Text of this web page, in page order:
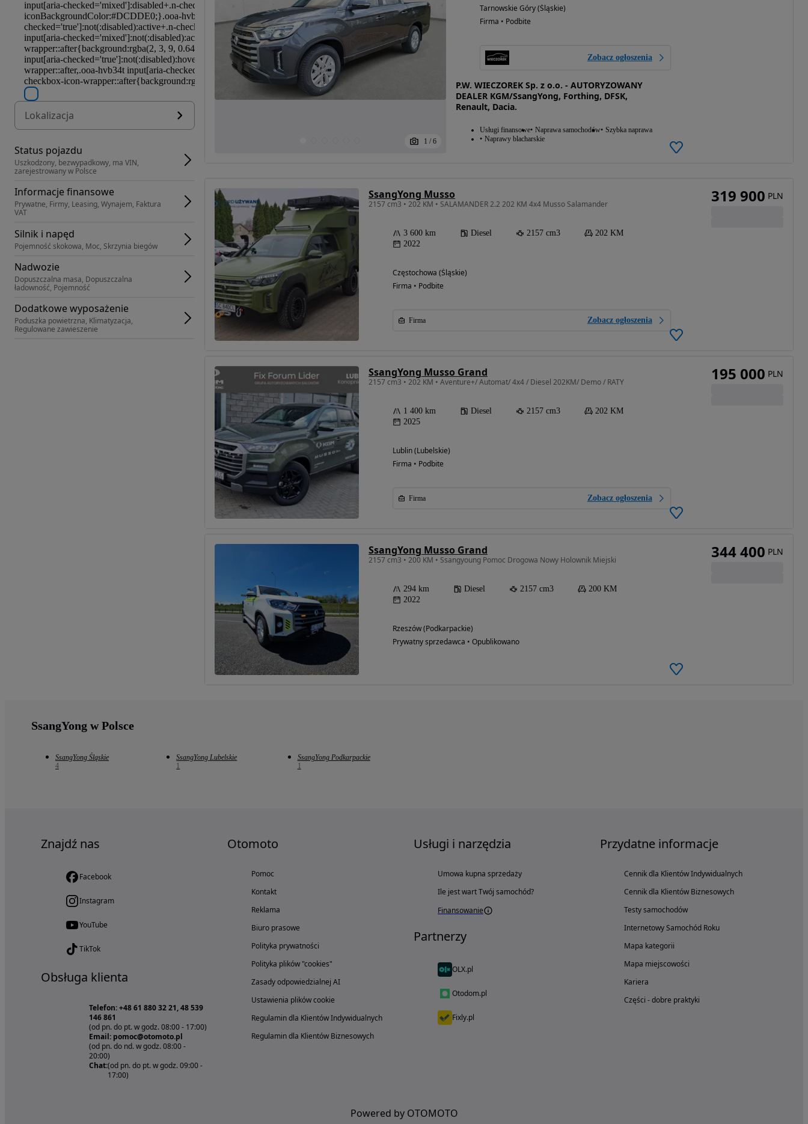
Możliwość
finansowania
Lokalizacja
Status pojazdu
Uszkodzony, bezwypadkowy, ma VIN,
zarejestrowany w Polsce
Informacje finansowe
Prywatne, Firmy, Leasing, Wynajem, Faktura
VAT
Silnik i napęd
Pojemność skokowa, Moc, Skrzynia biegów
Nadwozie
Dopuszczalna masa, Dopuszczalna
ładowność, Pojemność
Dodatkowe wyposażenie
Poduszka powietrzna, Klimatyzacja,
Regulowane zawieszenie
1 / 6
Tarnowskie Góry (Śląskie)
Firma • Podbite
Zobacz ogłoszenia
P.W. WIECZOREK Sp. z o.o. - AUTORYZOWANY
DEALER KGM/SsangYong, Forthing, DFSK,
Renault, Dacia.
Usługi finansowe Naprawa samochodów Szybka naprawa
Naprawy blacharskie
SsangYong Musso
2157 cm3 • 202 KM • SALAMANDER 2.2 202 KM 4x4 Musso Salamander
3 600 km Diesel 2157 cm3
202 KM
2022
Częstochowa (Śląskie)
Firma • Podbite
Firma Zobacz ogłoszenia
319 900 PLN
SsangYong Musso Grand
2157 cm3 • 202 KM • Aventure+/ Automat/ 4x4 / Diesel 202KM/ Demo / RATY
1 400 km Diesel 2157 cm3
202 KM
2025
Lublin (Lubelskie)
Firma • Podbite
Firma Zobacz ogłoszenia
195 000 PLN
SsangYong Musso Grand
2157 cm3 • 200 KM • Ssangyoung Pomoc Drogowa Nowy Holownik Miejski
294 km Diesel 2157 cm3
200 KM
2022
Rzeszów (Podkarpackie)
Prywatny sprzedawca • Opublikowano
344 400 PLN
SsangYong w Polsce
SsangYong Śląskie
4
SsangYong Lubelskie
1
SsangYong Podkarpackie
1
Znajdź nas
Facebook
Instagram
YouTube
TikTok
Obsługa klienta
Telefon: +48 61 880 32 21, 48 539
146 861
(od pn. do pt. w godz. 08:00 - 17:00)
Email: pomoc@otomoto.pl
(od pn. do nd. w godz. 08:00 -
20:00)
Chat:(od pn. do pt. w godz. 09:00 -
17:00)
Otomoto
Pomoc
Kontakt
Reklama
Biuro prasowe
Polityka prywatności
Polityka plików "cookies"
Zasady odpowiedzialnej AI
Ustawienia plików cookie
Regulamin dla Klientów Indywidualnych
Regulamin dla Klientów Biznesowych
Usługi i narzędzia
Umowa kupna sprzedaży
Ile jest wart Twój samochód?
Finansowanie
Partnerzy
OLX.pl
Otodom.pl
Fixly.pl
Przydatne informacje
Cennik dla Klientów Indywidualnych
Cennik dla Klientów Biznesowych
Testy samochodów
Internetowy Samochód Roku
Mapa kategorii
Mapa miejscowości
Kariera
Części - dobre praktyki
Powered by OTOMOTO